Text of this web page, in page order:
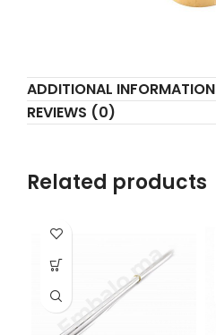
ADDITIONAL INFORMATION
REVIEWS (0)
Related products